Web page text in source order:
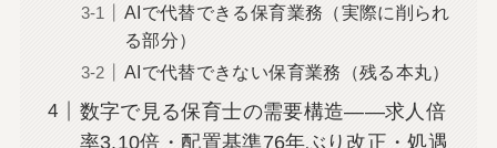
AIで代替できる保育業務（実際に削られ
る部分）
AIで代替できない保育業務（残る本丸）
数字で見る保育士の需要構造――求人倍
率3.10倍・配置基準76年ぶり改正・処遇